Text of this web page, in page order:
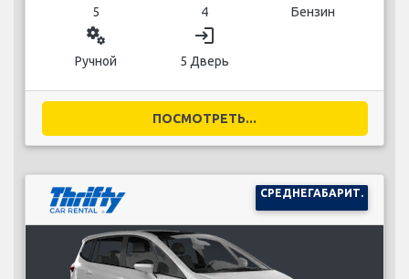
5 4 Бензин
miscellaneous_services
Ручной
login
5 Дверь
ПОСМОТРЕТЬ...
СРЕДНЕГАБАРИТ.